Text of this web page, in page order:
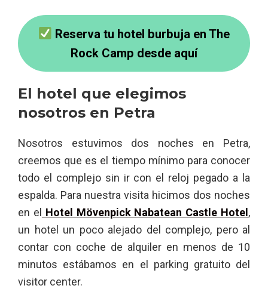
Reserva tu hotel burbuja en The
Rock Camp desde aquí
El hotel que elegimos
nosotros en Petra
Nosotros estuvimos dos noches en Petra,
creemos que es el tiempo mínimo para conocer
todo el complejo sin ir con el reloj pegado a la
espalda. Para nuestra visita hicimos dos noches
en el Hotel Mövenpick Nabatean Castle Hotel ,
un hotel un poco alejado del complejo, pero al
contar con coche de alquiler en menos de 10
minutos estábamos en el parking gratuito del
visitor center.